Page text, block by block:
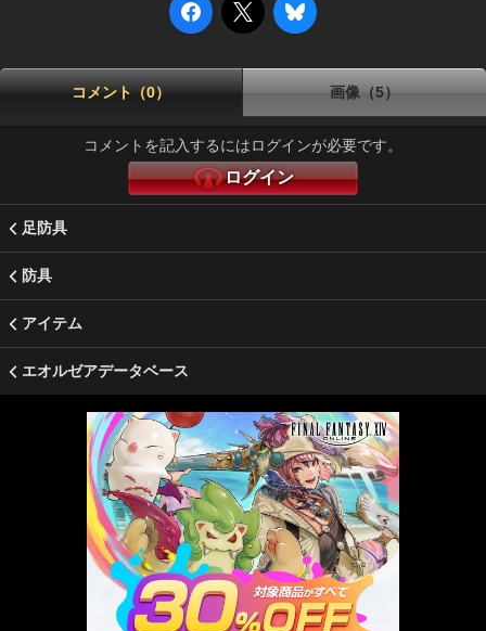
コメント（0） 画像（5）
コメントを記入するにはログインが必要です。
ログイン
足防具
防具
アイテム
エオルゼアデータベース